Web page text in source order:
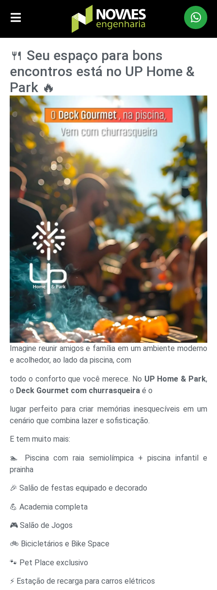
🍴 Seu espaço para bons
encontros está no UP Home &
Park 🔥
Imagine reunir amigos e família em um ambiente moderno
e acolhedor, ao lado da piscina, com
todo o conforto que você merece. No UP Home & Park,
o Deck Gourmet com churrasqueira é o
lugar perfeito para criar memórias inesquecíveis em um
cenário que combina lazer e sofisticação.
E tem muito mais:
🏊 Piscina com raia semiolímpica + piscina infantil e
prainha
🎉 Salão de festas equipado e decorado
💪 Academia completa
🎮 Salão de Jogos
🚲 Bicicletários e Bike Space
🐾 Pet Place exclusivo
⚡ Estação de recarga para carros elétricos